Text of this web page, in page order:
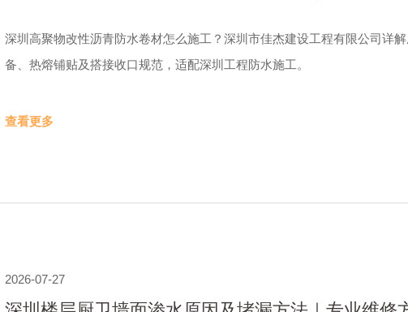
深圳高聚物改性沥青防水卷材怎么施工？深圳市佳杰建设工程有限公司详
备、热熔铺贴及搭接收口规范，适配深圳工程防水施工。
查看更多
2026-07-27